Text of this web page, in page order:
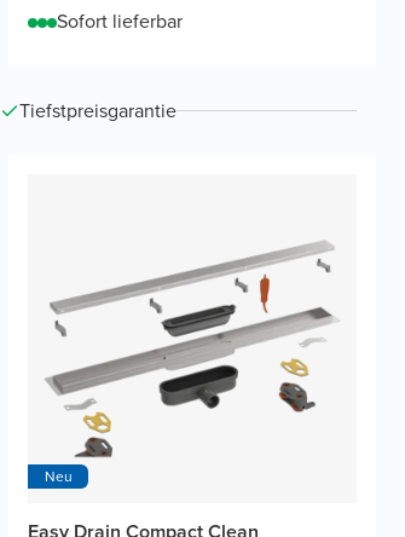
Sofort lieferbar
Tiefstpreisgarantie
Neu